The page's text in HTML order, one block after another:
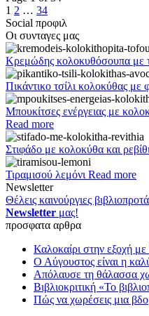
1 2 … 34
Social προφιλ
Οι συνταγες μας
Κρεμώδης κολοκυθόσουπα με
Πικάντικο τσίλι κολοκύθας με
Μπουκίτσες ενέργειας με
Read more
Στιφάδο με κολοκύθα και
Τιραμισού λεμόνι Read more
Newsletter
Θέλεις καινούργιες
Newsletter μας!
προσφατα αρθρα
Καλοκαίρι στην εξοχή
Ο Αύγουστος είναι η
Απόλαυσε τη θάλασσα
Βιβλιοκριτική «Το
Πώς να χωρέσεις μια